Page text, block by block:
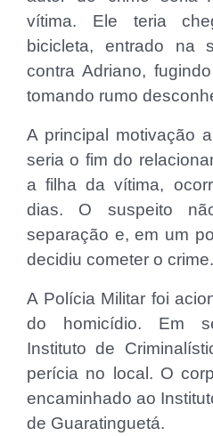
vítima. Ele teria
bicicleta, entrado na
contra Adriano,
tomando rumo
A principal motivação
seria o fim do
a filha da vítima,
dias. O suspeito
separação e, em um
decidiu cometer o crime.
A Polícia Militar foi
do homicídio. Em
Instituto de
perícia no local. O
encaminhado ao
de Guaratinguetá.